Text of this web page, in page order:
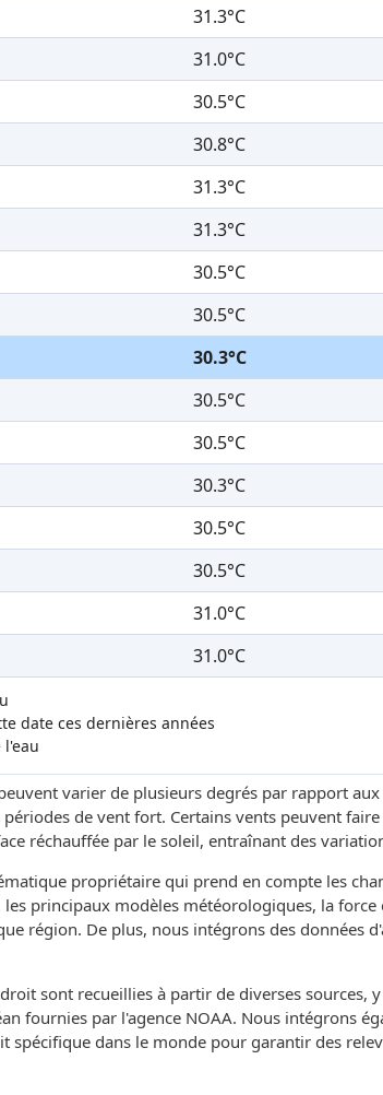
31.3°C
31.0°C
30.5°C
30.8°C
31.3°C
31.3°C
30.5°C
30.5°C
30.3°C
30.5°C
30.5°C
30.3°C
30.5°C
30.5°C
31.0°C
31.0°C
date ces dernières années
varier de plusieurs degrés par rapport
de vent fort. Certains vents peuvent
réchauffée par le soleil, entraînant des
propriétaire qui prend en compte les
principaux modèles météorologiques, la
région. De plus, nous intégrons des données
sont recueillies à partir de diverses sources,
fournies par l'agence NOAA. Nous intégrons
spécifique dans le monde pour garantir des